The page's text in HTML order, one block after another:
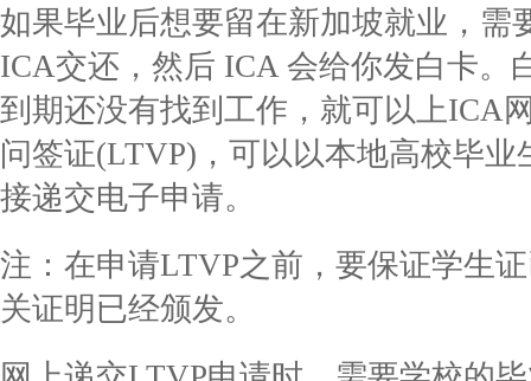
如果毕业后想要留在新加坡就业，需
ICA交还，然后 ICA 会给你发白卡。
到期还没有找到工作，就可以上ICA
问签证(LTVP)，可以以本地高校毕
接递交电子申请。
注：在申请LTVP之前，要保证学生
关证明已经颁发。